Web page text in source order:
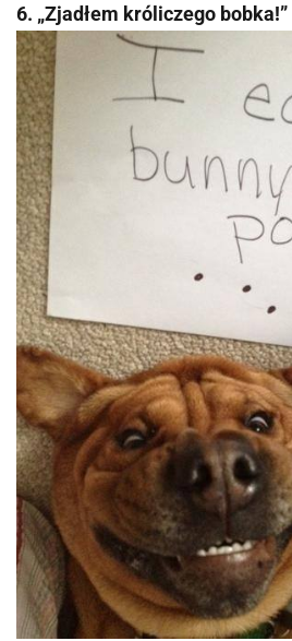
6. „Zjadłem króliczego bobka!”